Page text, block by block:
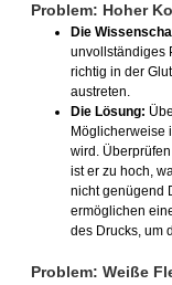
Problem: Hoher
Die
unvollständiges
richtig in der
austreten.
Die Lösung:
Möglicherweise
wird.
ist er zu hoch,
nicht genügend
ermöglichen
des Drucks, um
Problem: Weiße